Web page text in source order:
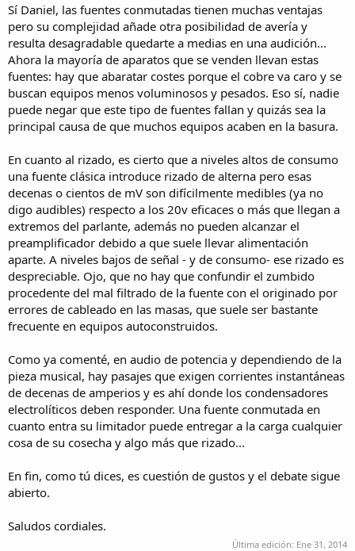
Sí Daniel, las fuentes conmutadas tienen muchas ventajas
pero su complejidad añade otra posibilidad de avería y
resulta desagradable quedarte a medias en una audición...
Ahora la mayoría de aparatos que se venden llevan estas
fuentes: hay que abaratar costes porque el cobre va caro y se
buscan equipos menos voluminosos y pesados. Eso sí, nadie
puede negar que este tipo de fuentes fallan y quizás sea la
principal causa de que muchos equipos acaben en la basura.
En cuanto al rizado, es cierto que a niveles altos de consumo
una fuente clásica introduce rizado de alterna pero esas
decenas o cientos de mV son difícilmente medibles (ya no
digo audibles) respecto a los 20v eficaces o más que llegan a
extremos del parlante, además no pueden alcanzar el
preamplificador debido a que suele llevar alimentación
aparte. A niveles bajos de señal - y de consumo- ese rizado es
despreciable. Ojo, que no hay que confundir el zumbido
procedente del mal filtrado de la fuente con el originado por
errores de cableado en las masas, que suele ser bastante
frecuente en equipos autoconstruidos.
Como ya comenté, en audio de potencia y dependiendo de la
pieza musical, hay pasajes que exigen corrientes instantáneas
de decenas de amperios y es ahí donde los condensadores
electrolíticos deben responder. Una fuente conmutada en
cuanto entra su limitador puede entregar a la carga cualquier
cosa de su cosecha y algo más que rizado...
En fin, como tú dices, es cuestión de gustos y el debate sigue
abierto.
Saludos cordiales.
Última edición: Ene 31, 2014